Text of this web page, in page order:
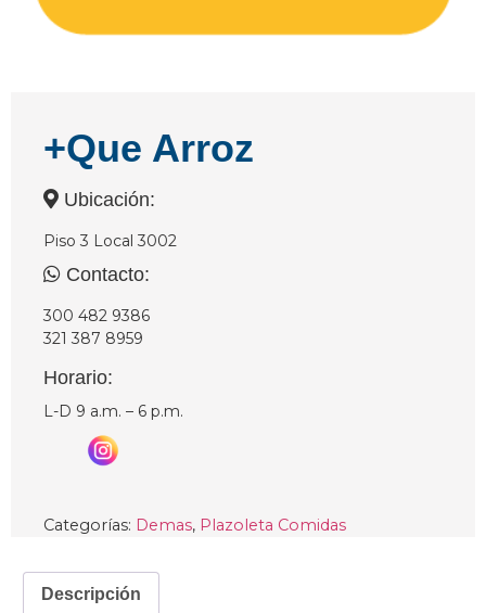
+Que Arroz
Ubicación:
Piso 3 Local 3002
Contacto:
300 482 9386
321 387 8959
Horario:
L-D 9 a.m. – 6 p.m.
Categorías: Demas, Plazoleta Comidas
Descripción